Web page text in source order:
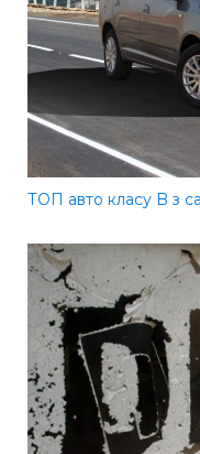
ТОП авто класу B з